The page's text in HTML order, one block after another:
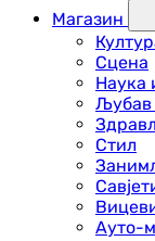
Магазин
Сцена
Наука
Љубав
Стил
Ауто-